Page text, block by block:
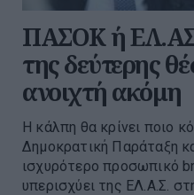
ΠΑΣΟΚ ή
της δεύτερης
ανοιχτή ακόμη
Η κάλπη θα κρίνει ποιο
Δημοκρατική Παράταξη
ισχυρότερο προσωπικό
υπερισχύει της ΕΛ.Α.Σ.